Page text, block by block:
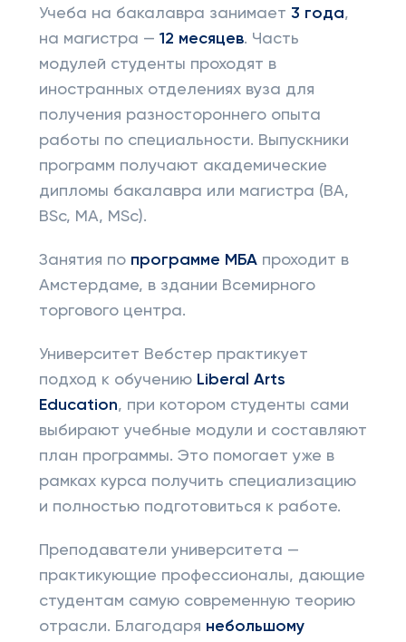
Учеба на бакалавра занимает 3 года,
на магистра — 12 месяцев. Часть
модулей студенты проходят в
иностранных отделениях вуза для
получения разностороннего опыта
работы по специальности. Выпускники
программ получают академические
дипломы бакалавра или магистра (BA,
BSc, MA, MSc).
Занятия по программе МБАпроходит в
Амстердаме, в здании Всемирного
торгового центра.
Университет Вебстер практикует
подход к обучению Liberal Arts
Education, при котором студенты сами
выбирают учебные модули и составляют
план программы. Это помогает уже в
рамках курса получить специализацию
и полностью подготовиться к работе.
Преподаватели университета —
практикующие профессионалы, дающие
студентам самую современную теорию
отрасли. Благодаря небольшому